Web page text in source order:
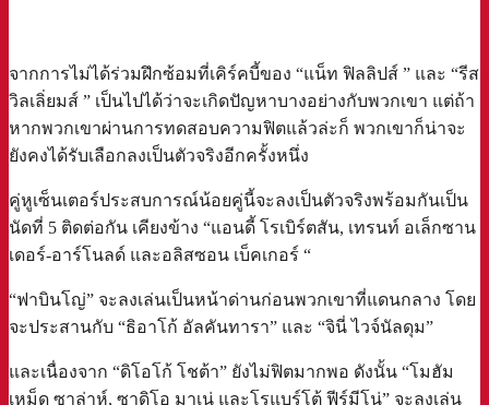
จากการไม่ได้ร่วมฝึกซ้อมที่เคิร์คบี้ของ “แน็ท ฟิลลิปส์ ” และ “รีส
วิลเลิ่ยมส์ ” เป็นไปได้ว่าจะเกิดปัญหาบางอย่างกับพวกเขา แต่ถ้า
หากพวกเขาผ่านการทดสอบความฟิตแล้วล่ะก็ พวกเขาก็น่าจะ
ยังคงได้รับเลือกลงเป็นตัวจริงอีกครั้งหนึ่ง
คู่หูเซ็นเตอร์ประสบการณ์น้อยคู่นี้จะลงเป็นตัวจริงพร้อมกันเป็น
นัดที่ 5 ติดต่อกัน เคียงข้าง “แอนดี้ โรเบิร์ตสัน, เทรนท์ อเล็กซาน
เดอร์-อาร์โนลด์ และอลิสซอน เบ็คเกอร์ “
“ฟาบินโญ่” จะลงเล่นเป็นหน้าด่านก่อนพวกเขาที่แดนกลาง โดย
จะประสานกับ “ธิอาโก้ อัลคันทารา” และ “จินี่ ไวจ์นัลดุม”
และเนื่องจาก “ดิโอโก้ โชต้า” ยังไม่ฟิตมากพอ ดังนั้น “โมฮัม
เหม็ด ซาล่าห์, ซาดิโอ มาเน่ และโรแบร์โต้ ฟีร์มีโน่” จะลงเล่น